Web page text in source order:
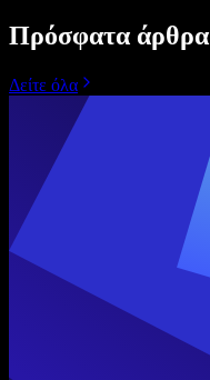
Πρόσφατα άρθρα
Δείτε όλα